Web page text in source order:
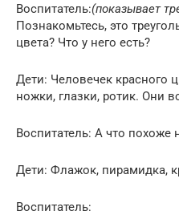
Воспитатель:(показывает
Познакомьтесь, это
цвета? Что у него есть?
Дети: Человечек красного
ножки, глазки, ротик. Они
Воспитатель: А что похоже
Дети: Флажок, пирамидка,
Воспитатель: